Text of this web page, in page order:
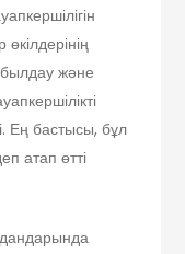
және
Ең бастысы, бұл
атап өтті